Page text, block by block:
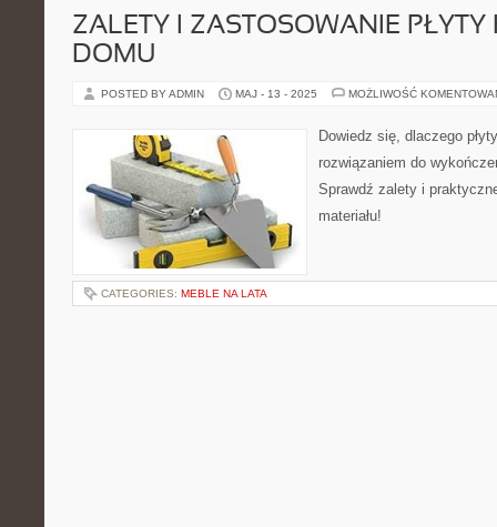
ZALETY I ZASTOSOWANIE PŁYTY
DOMU
POSTED BY ADMIN MAJ - 13 - 2025 MOŻLIWOŚĆ
Dowiedz się, dlaczego
rozwiązaniem do
Sprawdź zalety i
materiału!
CATEGORIES: MEBLE NA LATA